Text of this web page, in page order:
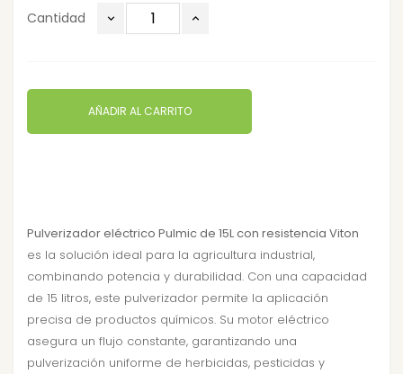
Cantidad
AÑADIR AL CARRITO
Pulverizador eléctrico Pulmic de 15L con resistencia Viton
es la solución ideal para la agricultura industrial,
combinando potencia y durabilidad. Con una capacidad
de 15 litros, este pulverizador permite la aplicación
precisa de productos químicos. Su motor eléctrico
asegura un flujo constante, garantizando una
pulverización uniforme de herbicidas, pesticidas y